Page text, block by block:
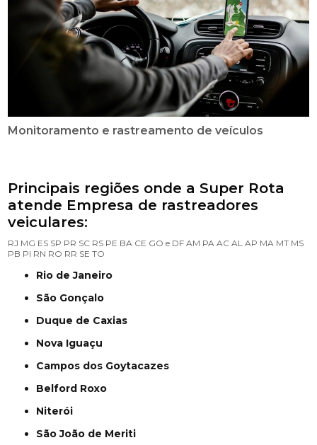
Monitoramento e rastreamento de veículos
Principais regiões onde a Super Rota
atende Empresa de rastreadores
veiculares:
RJ MG ES SP PR SC RS PE BA CE GO e DF AM PA AC AL AP MA MT MS
PB PI RN RO RR SE TO
Rio de Janeiro
São Gonçalo
Duque de Caxias
Nova Iguaçu
Campos dos Goytacazes
Belford Roxo
Niterói
São João de Meriti